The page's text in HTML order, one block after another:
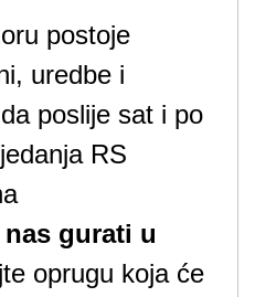
postoje
uredbe i
poslije sat i po
RS
gurati u
oprugu koja će